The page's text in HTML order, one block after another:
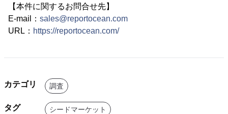
【本件に関するお問合せ先】
E-mail： sales@reportocean.com
URL： https://reportocean.com/
カテゴリ 調査
タグ シードマーケット